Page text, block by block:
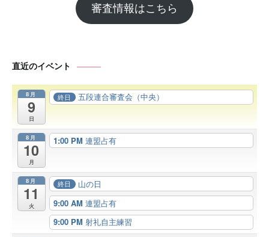
審査情報はこちら
直近のイベント
8月
9
日
終日 五段連合審査会（中央）
8月
10
月
1:00 PM 連盟占有
8月
11
火
終日
山の日
9:00 AM 連盟占有
9:00 PM 射礼自主練習